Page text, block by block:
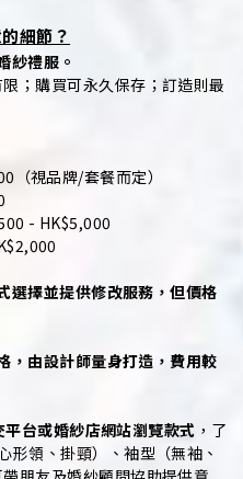
細節？
紗禮服。
；購買可永久保存；訂造則最
（視品牌/套餐而定）
- HK$5,000
選擇並提供修改服務，但價格
，由設計師量身打造，費用較
台或婚紗店網站瀏覽款式 ，了
形領、掛頸）、袖型（無袖、